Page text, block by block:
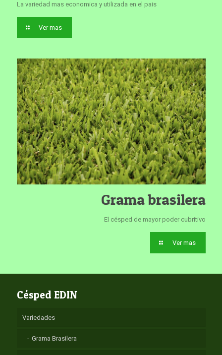
La variedad mas economica y utilizada en el pais
Ver mas
Grama brasilera
El césped de mayor poder cubritivo
Ver mas
Césped EDIN
Variedades
Grama Brasilera